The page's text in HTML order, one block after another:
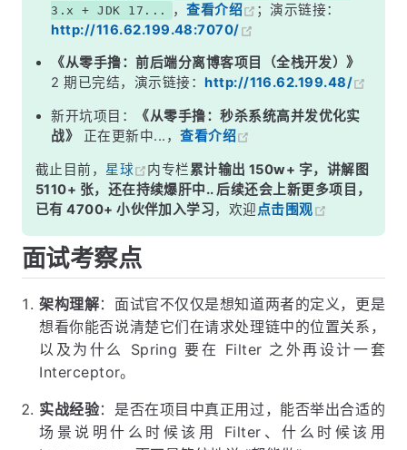
常见面试变体
总结
3.x + JDK 17...
，查看介绍
；演示链接：
http://116.62.199.48:7070/
《从零手撸：前后端分离博客项目（全栈开发）》
2 期已完结，演示链接： http://116.62.199.48/
新开坑项目：
《从零手撸：秒杀系统高并发优化实
战》
正在更新中...，查看介绍
截止目前， 星球 内专栏累计输出 150w+ 字，讲解图
5110+ 张，还在持续爆肝中.. 后续还会上新更多项目，
已有 4700+ 小伙伴加入学习，欢迎点击围观
面试考察点
架构理解：面试官不仅仅是想知道两者的定义，更是
想看你能否说清楚它们在请求处理链中的位置关系，
以及为什么 Spring 要在 Filter 之外再设计一套
Interceptor。
实战经验：是否在项目中真正用过，能否举出合适的
场景说明什么时候该用 Filter、什么时候该用